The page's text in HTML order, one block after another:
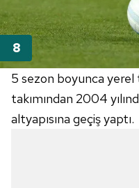
5 sezon boyunca yerel
takımından 2004
altyapısına geçiş yaptı.